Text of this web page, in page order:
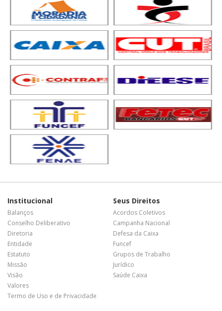
Institucional
Balanços
Conselho Deliberativo
Diretoria
Entidade
Estatuto
Missão
Visão
Valores
Termo de Uso e de Privacidade
Seus Direitos
Acordos Coletivos
Campanha Nacional
Defesa da Caixa
Funcef
Grupos de Trabalho
Jurídico
Saúde Caixa